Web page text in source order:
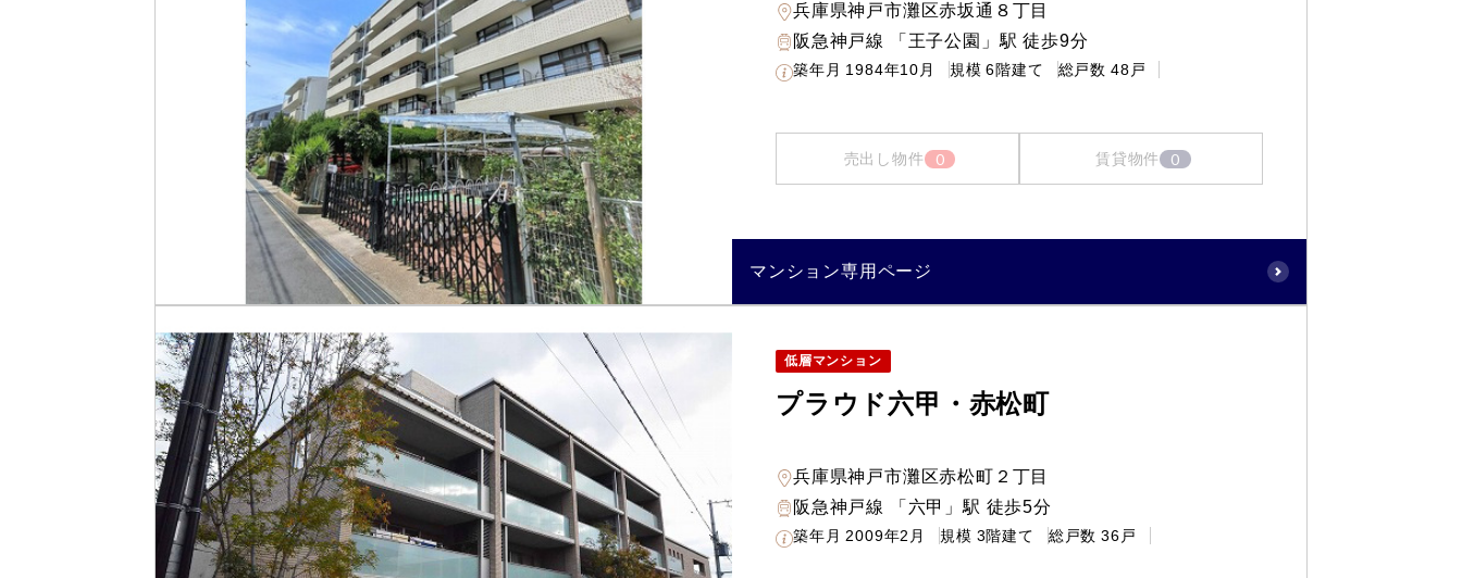
兵庫県神戸市灘区赤坂通８丁目
阪急神戸線 「王子公園」駅 徒歩9分
築年月 1984年10月 規模 6階建て 総戸数 48戸
売出し物件 0 賃貸物件 0
マンション専用ページ
低層マンション
プラウド六甲・赤松町
兵庫県神戸市灘区赤松町２丁目
阪急神戸線 「六甲」駅 徒歩5分
築年月 2009年2月 規模 3階建て 総戸数 36戸